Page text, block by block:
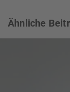
Ähnliche